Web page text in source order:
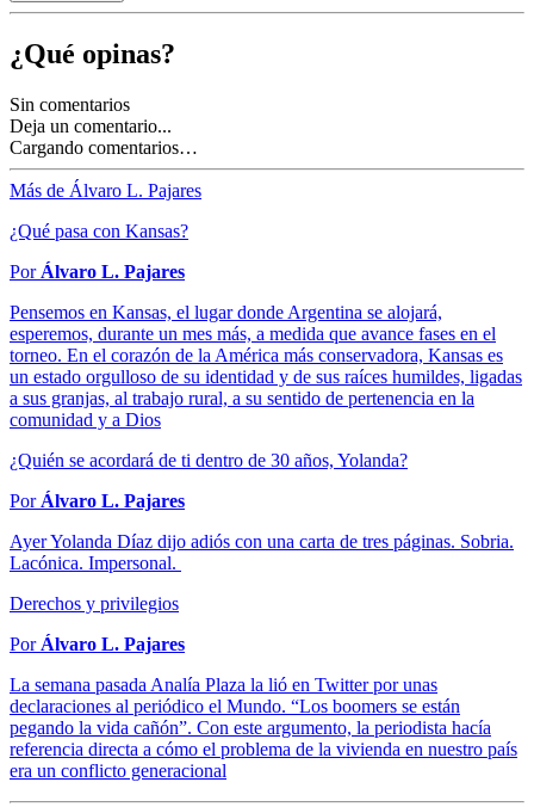
¿Qué opinas?
Sin comentarios
Deja un comentario...
Cargando comentarios…
Más de Álvaro L. Pajares
¿Qué pasa con Kansas?
Por Álvaro L. Pajares
Pensemos en Kansas, el lugar donde Argentina se alojará,
esperemos, durante un mes más, a medida que avance fases en el
torneo. En el corazón de la América más conservadora, Kansas es
un estado orgulloso de su identidad y de sus raíces humildes, ligadas
a sus granjas, al trabajo rural, a su sentido de pertenencia en la
comunidad y a Dios
¿Quién se acordará de ti dentro de 30 años, Yolanda?
Por Álvaro L. Pajares
Ayer Yolanda Díaz dijo adiós con una carta de tres páginas. Sobria.
Lacónica. Impersonal.
Derechos y privilegios
Por Álvaro L. Pajares
La semana pasada Analía Plaza la lió en Twitter por unas
declaraciones al periódico el Mundo. “Los boomers se están
pegando la vida cañón”. Con este argumento, la periodista hacía
referencia directa a cómo el problema de la vivienda en nuestro país
era un conflicto generacional